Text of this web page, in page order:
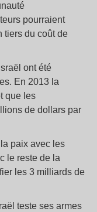
pourraient
tiers du coût de
ont été
En 2013 la
que les
de dollars par
paix avec les
le reste de la
les 3 milliards de
teste ses armes